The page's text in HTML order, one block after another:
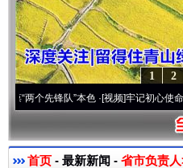
2
1
先锋队”本色·[视频]牢记初心使命 奋进复
首页 - 最新新闻 - 省市负责